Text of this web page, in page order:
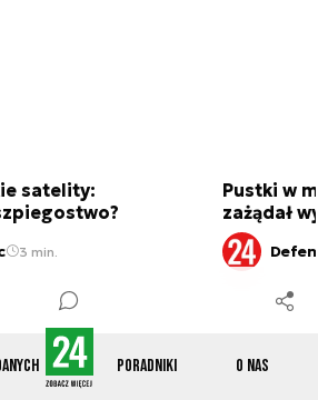
Poradniki O nas
satelity:
3 min.
Pustki w
zażądał